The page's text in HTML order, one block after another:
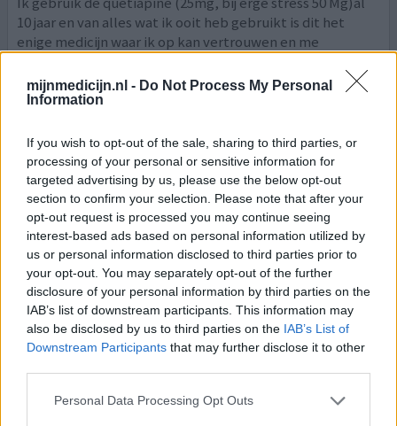
mijnmedicijn.nl - Do Not Process My Personal
Information
If you wish to opt-out of the sale, sharing to third parties, or
processing of your personal or sensitive information for
targeted advertising by us, please use the below opt-out
section to confirm your selection. Please note that after your
opt-out request is processed you may continue seeing
interest-based ads based on personal information utilized by
us or personal information disclosed to third parties prior to
your opt-out. You may separately opt-out of the further
disclosure of your personal information by third parties on the
IAB’s list of downstream participants. This information may
also be disclosed by us to third parties on the IAB’s List of
Downstream Participants that may further disclose it to other
Personal Data Processing Opt Outs
10 jaar en van alles wat ik ooit heb gebruikt is dit het
enige medicijn waar ik op kan vertrouwen en me
piekergedachten gaan weg en ik word er duf van
waardoor ik makkelijk in slaap val. Bij erge stress slaap ik
wel ontsp[lees meer...]
geef mening 1 Reactie
Seroquel
10-03-2019 | Man | 33
quetiapine (150mg)
Borderline persoonlijkheidsstoornis
Effectiviteit
Na vele jaren hevige stemmingswisselingen en